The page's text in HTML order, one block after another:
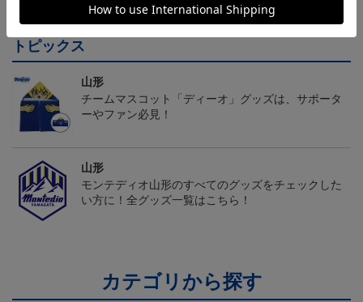
トピックス
山形
チームマスコット「ディーオ」グッズは、サポータ
ーやファン必見！
山形
モンテディオ山形のすべてのグッズをチェックした
い方に！全グッズ一覧はこちら！
カテゴリから探す